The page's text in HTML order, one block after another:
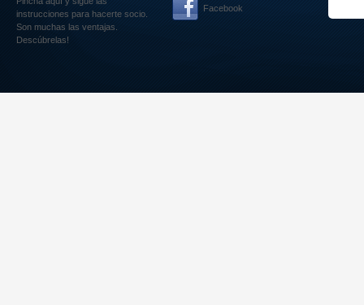
instrucciones para hacerte socio.
Son muchas las ventajas.
Descúbrelas!
Facebook